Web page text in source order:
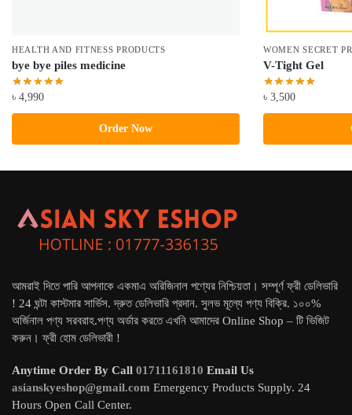
HEALTH AND FITNESS PRODUCTS
bye bye piles medicine
৳ 4,990
Order Now
WOMEN SECRET
V-Tight Gel
৳ 3,500
আমরাই দিতে পারি আপনাকে একমাএ অরিজিনাল পণ্যের নিশ্চিয়তা। সম্পূর্ণ ফ্রী ডেলিভারি
! 24 ঘন্টা কাস্টমার সার্ভিস. দ্রুত ডেলিভারি প্রদান. সুলভ মূল্যে পণ্য বিক্রি. ১০০%
অর্জিনাল পণ্য সরবরাহ.পণ্য অর্ডার করতে এখনি আমাদের Online Shop – টি ভিজিট
করুন। ফ্রী হোম ডেলিভারী !
Anytime Order By Call 01711161810 Email Us
asianskyeshop@gmail.com Emergency Products Supply. 24
Hours Open Call Center.